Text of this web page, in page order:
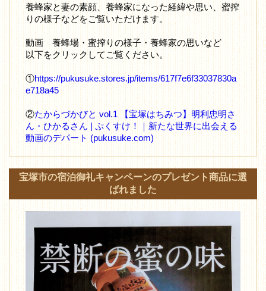
養蜂家と妻の素顔、養蜂家になった経緯や思い、蜜搾
りの様子などをご覧いただけます。
動画 養蜂場・蜜搾りの様子・養蜂家の思いなど
以下をクリックしてご覧ください。
①https://pukusuke.stores.jp/items/617f7e6f33037830a
e718a45
②たからづかびと vol.1 【宝塚はちみつ】明利忠明さ
ん・ひかるさん | ぷくすけ！｜新たな世界に出会える
動画のデパート (pukusuke.com)
宝塚市の宿泊御礼キャンペーンのプレゼント商品に選
ばれました